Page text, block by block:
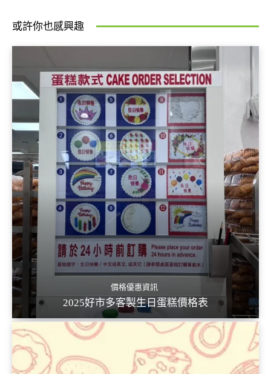
或許你也感興趣
價格優惠資訊
2025好市多客製生日蛋糕價格表